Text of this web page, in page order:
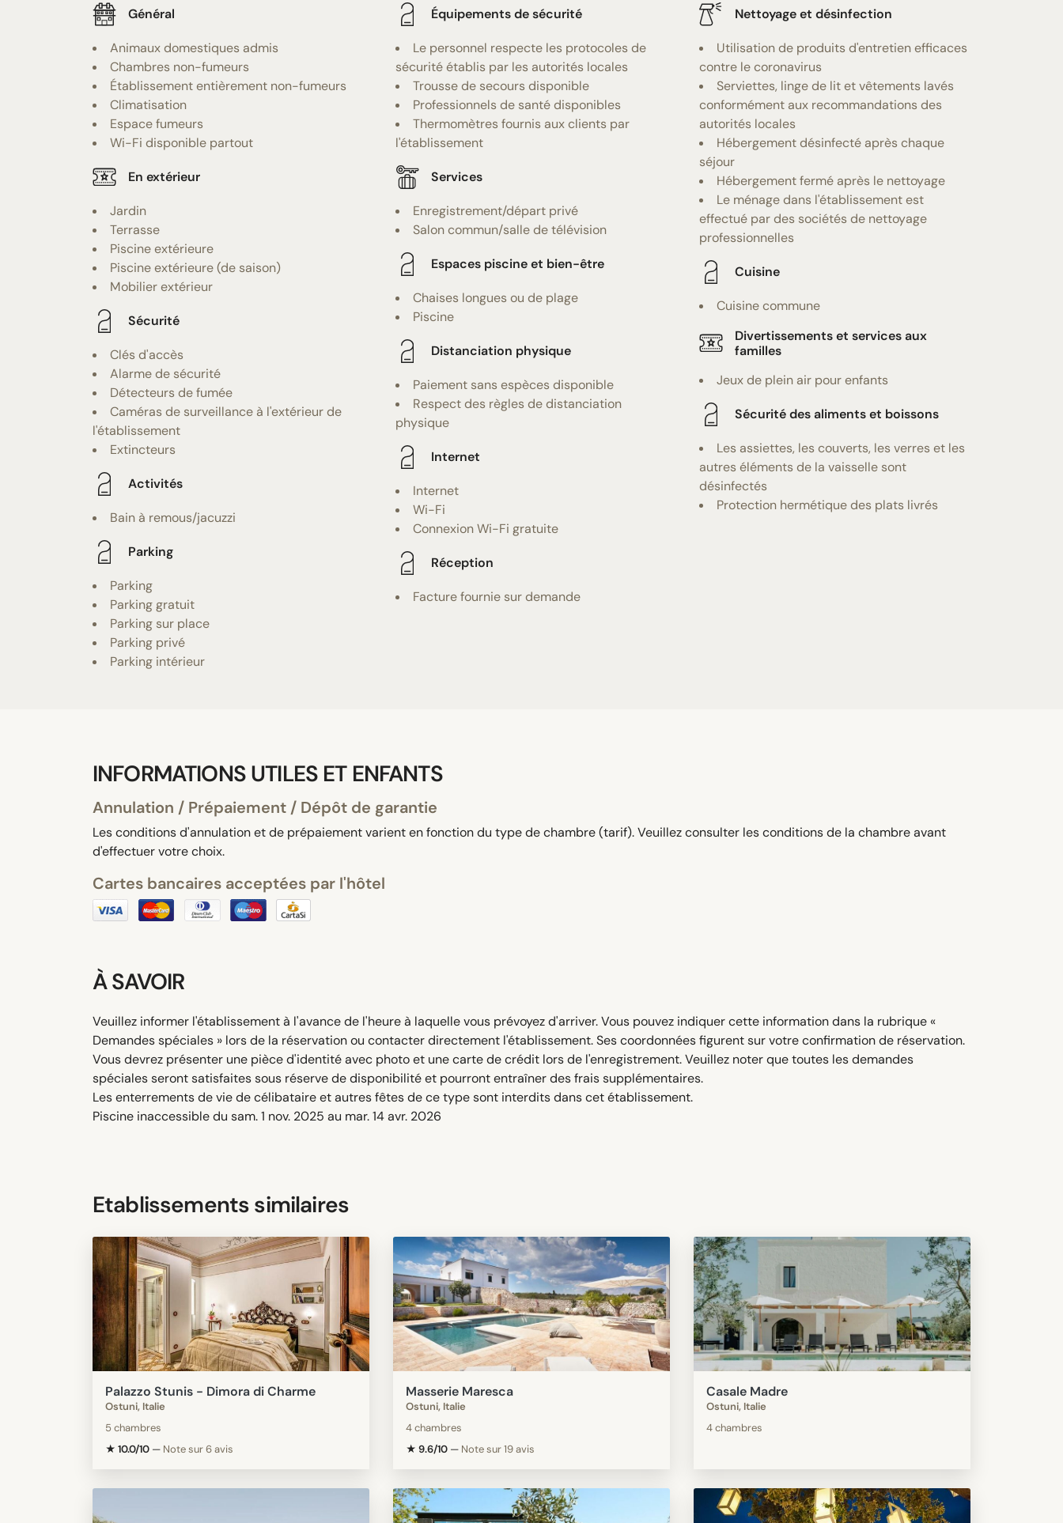
Général
Animaux domestiques admis
Chambres non-fumeurs
Établissement entièrement non-fumeurs
Climatisation
Espace fumeurs
Wi-Fi disponible partout
En extérieur
Jardin
Terrasse
Piscine extérieure
Piscine extérieure (de saison)
Mobilier extérieur
Sécurité
Clés d'accès
Alarme de sécurité
Détecteurs de fumée
Caméras de surveillance à l'extérieur de
l'établissement
Extincteurs
Activités
Bain à remous/jacuzzi
Parking
Parking
Parking gratuit
Parking sur place
Parking privé
Parking intérieur
Équipements de sécurité
Le personnel respecte les protocoles de
sécurité établis par les autorités locales
Trousse de secours disponible
Professionnels de santé disponibles
Thermomètres fournis aux clients par
l'établissement
Services
Enregistrement/départ privé
Salon commun/salle de télévision
Espaces piscine et bien-être
Chaises longues ou de plage
Piscine
Distanciation physique
Paiement sans espèces disponible
Respect des règles de distanciation
physique
Internet
Internet
Wi-Fi
Connexion Wi-Fi gratuite
Réception
Facture fournie sur demande
Nettoyage et désinfection
Utilisation de produits d'entretien efficaces
contre le coronavirus
Serviettes, linge de lit et vêtements lavés
conformément aux recommandations des
autorités locales
Hébergement désinfecté après chaque
séjour
Hébergement fermé après le nettoyage
Le ménage dans l'établissement est
effectué par des sociétés de nettoyage
professionnelles
Cuisine
Cuisine commune
Divertissements et services aux
familles
Jeux de plein air pour enfants
Sécurité des aliments et boissons
Les assiettes, les couverts, les verres et les
autres éléments de la vaisselle sont
désinfectés
Protection hermétique des plats livrés
INFORMATIONS UTILES ET ENFANTS
Annulation / Prépaiement / Dépôt de garantie
Les conditions d'annulation et de prépaiement varient en fonction du type de chambre (tarif). Veuillez consulter les conditions de la chambre avant
d'effectuer votre choix.
Cartes bancaires acceptées par l'hôtel
À SAVOIR
Veuillez informer l'établissement à l'avance de l'heure à laquelle vous prévoyez d'arriver. Vous pouvez indiquer cette information dans la rubrique «
Demandes spéciales » lors de la réservation ou contacter directement l'établissement. Ses coordonnées figurent sur votre confirmation de réservation.
Vous devrez présenter une pièce d'identité avec photo et une carte de crédit lors de l'enregistrement. Veuillez noter que toutes les demandes
spéciales seront satisfaites sous réserve de disponibilité et pourront entraîner des frais supplémentaires.
Les enterrements de vie de célibataire et autres fêtes de ce type sont interdits dans cet établissement.
Piscine inaccessible du sam. 1 nov. 2025 au mar. 14 avr. 2026
Etablissements similaires
Palazzo Stunis - Dimora di Charme
Ostuni, Italie
5 chambres
★ 10.0/10 — Note sur 6 avis
Masserie Maresca
Ostuni, Italie
4 chambres
★ 9.6/10— Note sur 19 avis
Casale Madre
Ostuni, Italie
4 chambres